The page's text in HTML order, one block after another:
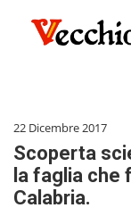
22 Dicembre 2017
Scoperta
la faglia che
Calabria.